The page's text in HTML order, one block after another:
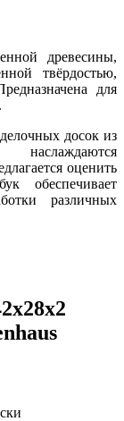
древесины,
твёрдостью,
для
досок из
оценить
обеспечивает
различных